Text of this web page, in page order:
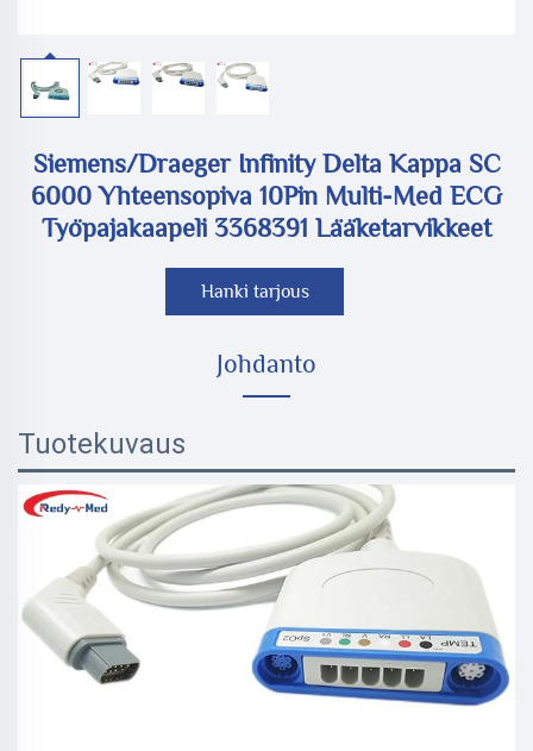
Siemens/Draeger Infinity Delta Kappa SC
6000 Yhteensopiva 10Pin Multi-Med ECG
Työpajakaapeli 3368391 Lääketarvikkeet
Hanki tarjous
Johdanto
Tuotekuvaus